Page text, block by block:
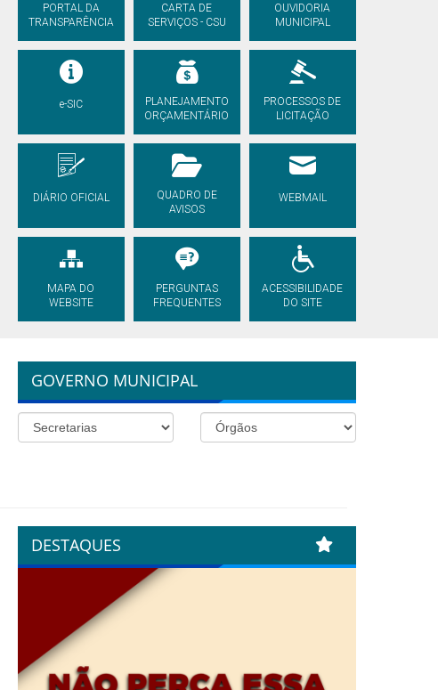
PORTAL DA
TRANSPARÊNCIA
CARTA DE
SERVIÇOS - CSU
OUVIDORIA
MUNICIPAL
e-SIC
PLANEJAMENTO
ORÇAMENTÁRIO
PROCESSOS DE
LICITAÇÃO
DIÁRIO OFICIAL
QUADRO DE
AVISOS
WEBMAIL
MAPA DO
WEBSITE
PERGUNTAS
FREQUENTES
ACESSIBILIDADE
DO SITE
GOVERNO MUNICIPAL
DESTAQUES